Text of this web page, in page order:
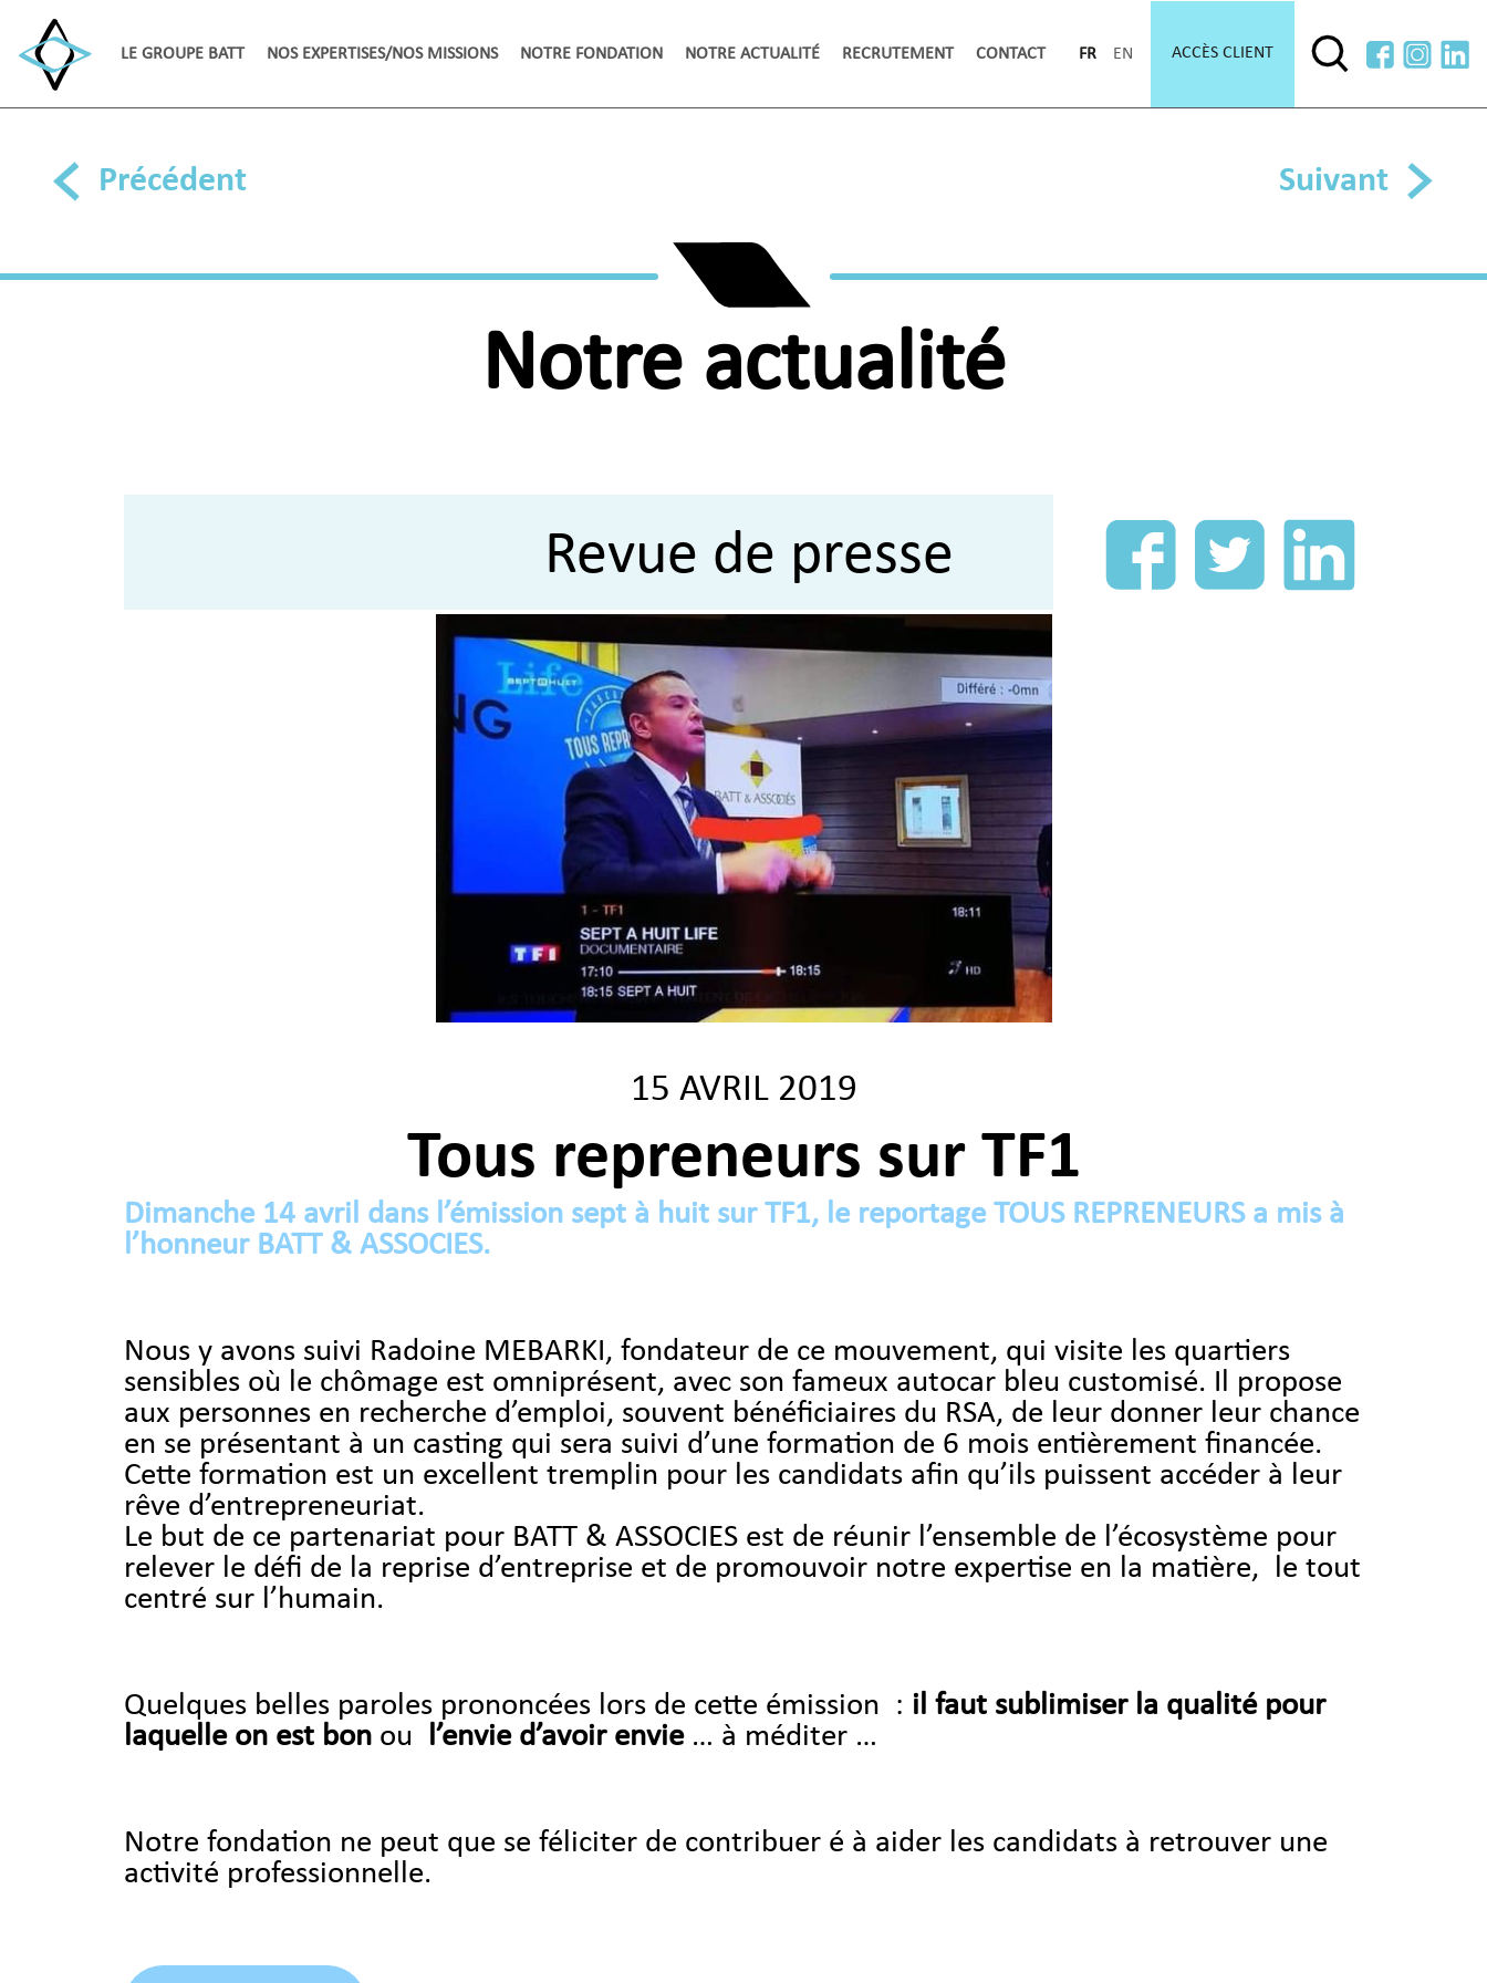
LE GROUPE BATT NOS EXPERTISES/NOS MISSIONS NOTRE FONDATION NOTRE ACTUALITÉ RECRUTEMENT CONTACT FR EN ACCÈS CLIENT
Précédent Suivant
Notre actualité
Revue de presse
15 AVRIL 2019
Tous repreneurs sur TF1
Dimanche 14 avril dans l’émission sept à huit sur TF1, le reportage TOUS REPRENEURS a mis à
l’honneur BATT & ASSOCIES.
Nous y avons suivi Radoine MEBARKI, fondateur de ce mouvement, qui visite les quartiers
sensibles où le chômage est omniprésent, avec son fameux autocar bleu customisé. Il propose
aux personnes en recherche d’emploi, souvent bénéficiaires du RSA, de leur donner leur chance
en se présentant à un casting qui sera suivi d’une formation de 6 mois entièrement financée.
Cette formation est un excellent tremplin pour les candidats afin qu’ils puissent accéder à leur
rêve d’entrepreneuriat.
Le but de ce partenariat pour BATT & ASSOCIES est de réunir l’ensemble de l’écosystème pour
relever le défi de la reprise d’entreprise et de promouvoir notre expertise en la matière, le tout
centré sur l’humain.
Quelques belles paroles prononcées lors de cette émission : il faut sublimiser la qualité pour
laquelle on est bon ou l’envie d’avoir envie… à méditer …
Notre fondation ne peut que se féliciter de contribuer é à aider les candidats à retrouver une
activité professionnelle.